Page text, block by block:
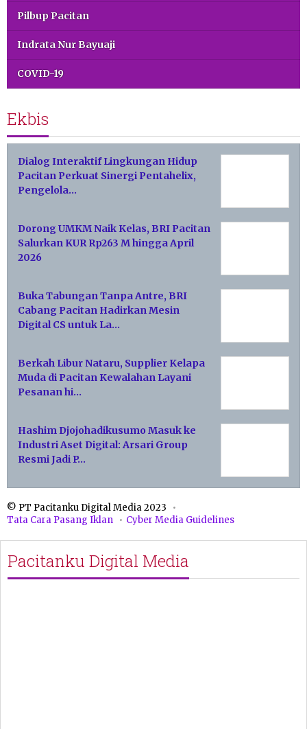
Pilbup Pacitan
Indrata Nur Bayuaji
COVID-19
Ekbis
Dialog Interaktif Lingkungan Hidup
Pacitan Perkuat Sinergi Pentahelix,
Pengelola…
Dorong UMKM Naik Kelas, BRI Pacitan
Salurkan KUR Rp263 M hingga April
2026
Buka Tabungan Tanpa Antre, BRI
Cabang Pacitan Hadirkan Mesin
Digital CS untuk La…
Berkah Libur Nataru, Supplier Kelapa
Muda di Pacitan Kewalahan Layani
Pesanan hi…
Hashim Djojohadikusumo Masuk ke
Industri Aset Digital: Arsari Group
Resmi Jadi P…
© PT Pacitanku Digital Media 2023
Tata Cara Pasang Iklan
Cyber Media Guidelines
Pacitanku Digital Media